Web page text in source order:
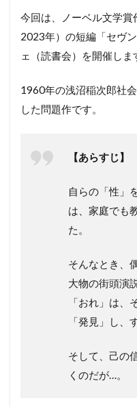
今回は、ノーベル文学
2023年）の短編「セヴ
ェ（読書会）を開催しま
1960年の浅沼稲次郎社
した問題作です。
【あらすじ】
自らの「性」
は、家庭でも
た。
そんなとき、
大物の街頭演
「おれ」は、
「発見」し、
そして、己の
くのだが…。